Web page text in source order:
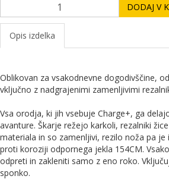
DODAJ V
Opis izdelka
Oblikovan za vsakodnevne dogodivščine,
vključno z nadgrajenimi zamenljivimi
Vsa orodja, ki jih vsebuje Charge+, ga
avanture. Škarje režejo karkoli, rezalniki
materiala in so zamenljivi, rezilo noža pa je
proti koroziji odpornega jekla 154CM.
odpreti in zakleniti samo z eno roko.
sponko.